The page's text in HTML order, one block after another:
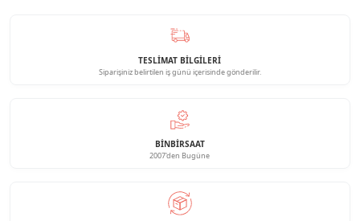
TESLİMAT BİLGİLERİ
Siparişiniz belirtilen iş günü içerisinde gönderilir.
BINBIRSAAT
2007'den Bugüne